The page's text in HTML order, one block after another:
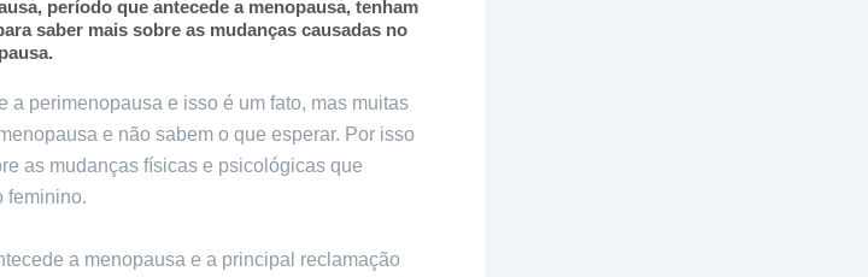
período que antecede a menopausa, tenham
saber mais sobre as mudanças causadas no
a perimenopausa e isso é um fato, mas muitas
e não sabem o que esperar. Por isso
as mudanças físicas e psicológicas que
feminino.
a menopausa e a principal reclamação